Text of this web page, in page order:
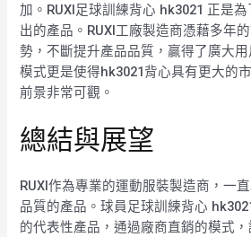
加。RUXI足球訓練背心 hk3021 正是
出的產品。RUXI工廠製造商憑藉多年
勢，不斷提升產品品質，贏得了廣大
模式更是使得hk3021背心具有更大的
前景非常可觀。
總結與展望
RUXI作為專業的運動服裝製造商，一
品質的產品。球員足球訓練背心
的代表性產品，通過廠商直銷的模式